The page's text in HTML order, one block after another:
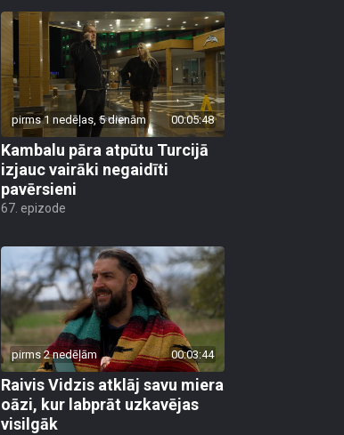
pirms 1 nedēļas, 5 dienām 00:05:48
Kambalu pāra atpūtu Turcijā
izjauc vairāki negaidīti
pavērsieni
67. epizode
pirms 2 nedēļām 00:03:44
Raivis Vidzis atklāj savu miera
oāzi, kur labprāt uzkavējas
visilgāk